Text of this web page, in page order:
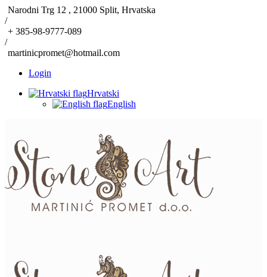
Narodni Trg 12 , 21000 Split, Hrvatska
/
+ 385-98-9777-089
/
martinicpromet@hotmail.com
Login
Hrvatski
English